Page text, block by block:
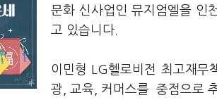
문화 신사업인 뮤지엄엘을 인
고 있습니다.
이민형 LG헬로비전 최고재무
광, 교육, 커머스를 중점으로